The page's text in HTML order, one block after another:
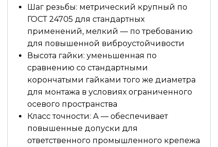
Шаг резьбы: метрический крупный по
ГОСТ 24705 для стандартных
применений, мелкий — по требованию
для повышенной виброустойчивости
Высота гайки: уменьшенная по
сравнению со стандартными
корончатыми гайками того же диаметра
для монтажа в условиях ограниченного
осевого пространства
Класс точности: А — обеспечивает
повышенные допуски для
ответственного промышленного крепежа